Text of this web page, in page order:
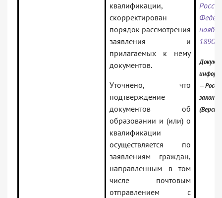
квалификации,
скорректирован
порядок рассмотрения
заявления и
прилагаемых к нему
документов.
Уточнено, что
подтверждение
документов об
образовании и (или) о
квалификации
осуществляется по
заявлениям граждан,
направленным в том
числе почтовым
отправлением с
1890»
—